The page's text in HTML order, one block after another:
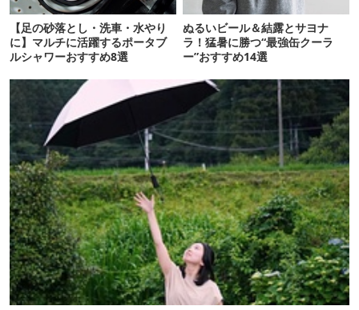
【足の砂落とし・洗車・水やり
に】マルチに活躍するポータブ
ルシャワーおすすめ8選
ぬるいビール＆結露とサヨナ
ラ！猛暑に勝つ“最強缶クーラ
ー”おすすめ14選